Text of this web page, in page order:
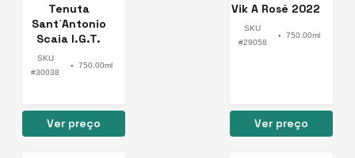
Tenuta
Sant`Antonio
Scaia I.G.T.
Veneto Rosato
2022
SKU
#30038
● 750.00ml
Ver preço
Vik A Rosé 2022
SKU
#29058
● 750.00ml
Ver preço